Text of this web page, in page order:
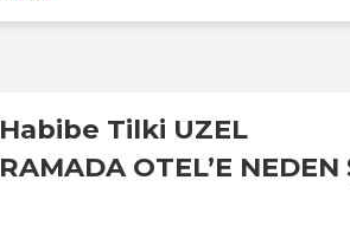
Habibe Tilki UZEL
RAMADA OTEL’E NEDEN